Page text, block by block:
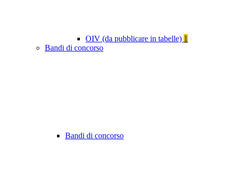
OIV (da pubblicare in tabelle) 1
Bandi di concorso
Bandi di concorso